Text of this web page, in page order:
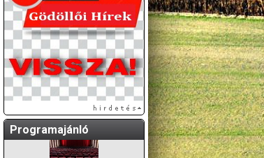
Programajánló
A GÖDÖLLŐI ÉS
KÖRNYÉKBELI
KULTURÁLIS- ÉS
SPORTPROGRAMOKAT
KÖZÖSSÉGI
OLDALUNKON TESSZÜK
KÖZZÉ!